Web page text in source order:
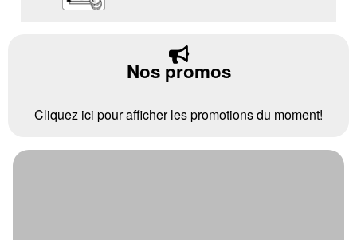
Nos promos
Cliquez ici pour afficher les promotions du moment!